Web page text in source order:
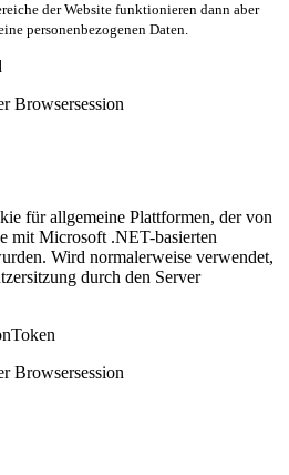
der Website funktionieren dann aber
personenbezogenen Daten.
Browsersession
für allgemeine Plattformen, der von
mit Microsoft .NET-basierten
Wird normalerweise verwendet,
durch den Server
Browsersession